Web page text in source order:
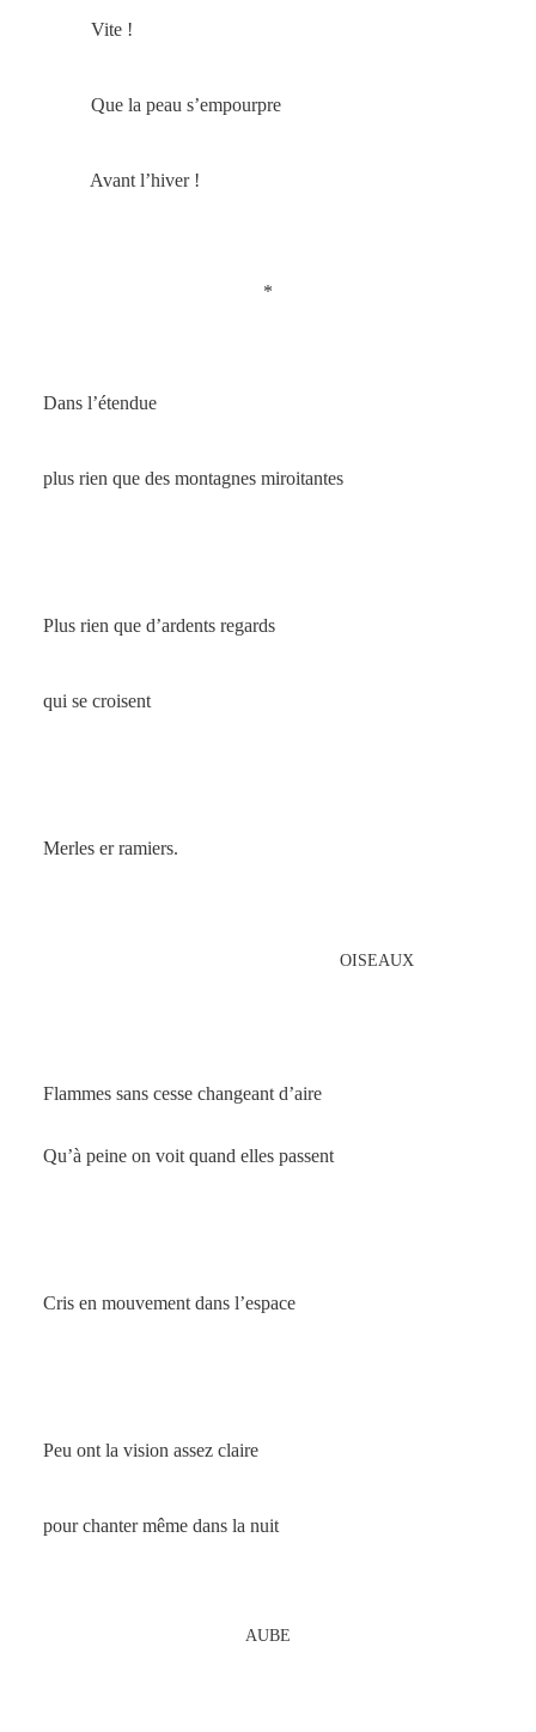
Vite !
Que la peau s’empourpre
Avant l’hiver !
*
Dans l’étendue
plus rien que des montagnes miroitantes
Plus rien que d’ardents regards
qui se croisent
Merles er ramiers.
OISEAUX
Flammes sans cesse changeant d’aire
Qu’à peine on voit quand elles passent
Cris en mouvement dans l’espace
Peu ont la vision assez claire
pour chanter même dans la nuit
AUBE